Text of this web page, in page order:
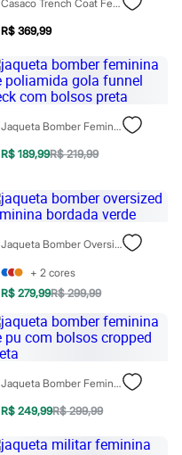
Casaco Trench Coat Feminino Cropped Com Cinto Mindset Bege
R$ 369,99
Jaqueta Bomber Feminina De Poliamida Gola Funnel Neck Com Bolsos Preta
R$ 189,99R$ 219,99
Jaqueta Bomber Oversized Feminina Bordada Verde
+ 2 cores
R$ 279,99R$ 299,99
Jaqueta Bomber Feminina De Pu Com Bolsos Cropped Preta
R$ 249,99R$ 299,99